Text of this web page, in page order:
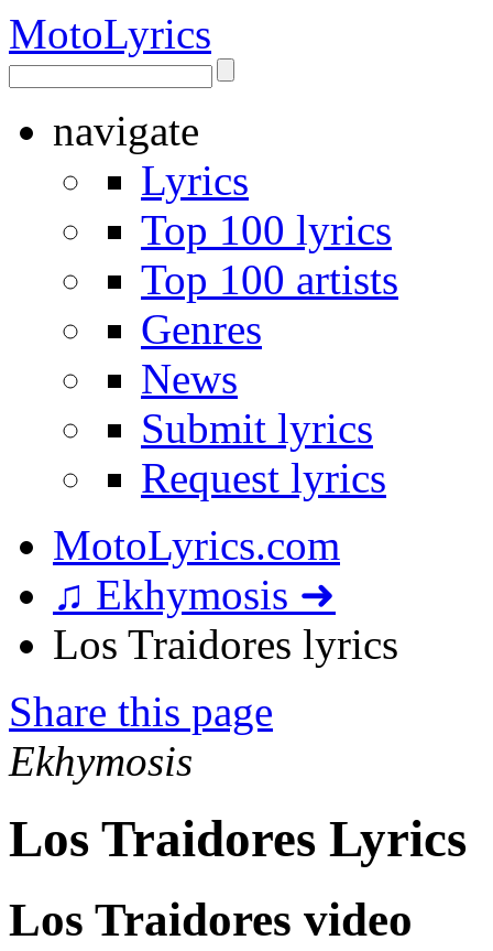
MotoLyrics
navigate
Lyrics
Top 100 lyrics
Top 100 artists
Genres
News
Submit lyrics
Request lyrics
MotoLyrics.com
♫ Ekhymosis ➜
Los Traidores lyrics
Share this page
Ekhymosis
Los Traidores Lyrics
Los Traidores video